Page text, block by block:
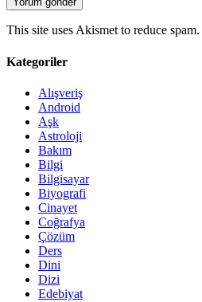
This site uses Akismet to reduce spam.
Kategoriler
Alışveriş
Android
Aşk
Astroloji
Bakım
Bilgi
Bilgisayar
Biyografi
Cinayet
Coğrafya
Çözüm
Ders
Dini
Dizi
Edebiyat